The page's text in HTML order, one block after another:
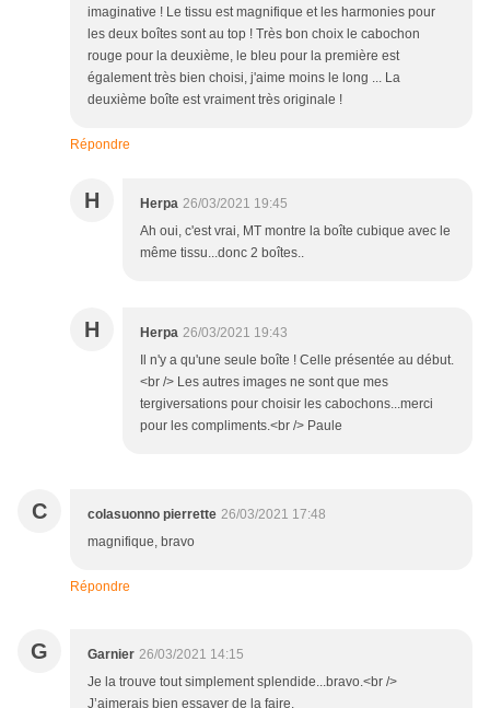
imaginative ! Le tissu est magnifique et les harmonies pour
les deux boîtes sont au top ! Très bon choix le cabochon
rouge pour la deuxième, le bleu pour la première est
également très bien choisi, j'aime moins le long ... La
deuxième boîte est vraiment très originale !
Répondre
H Herpa 26/03/2021 19:45
Ah oui, c'est vrai, MT montre la boîte cubique avec le
même tissu...donc 2 boîtes..
H Herpa 26/03/2021 19:43
Il n'y a qu'une seule boîte ! Celle présentée au début.
<br /> Les autres images ne sont que mes
tergiversations pour choisir les cabochons...merci
pour les compliments.<br /> Paule
C colasuonno pierrette 26/03/2021 17:48
magnifique, bravo
Répondre
G Garnier 26/03/2021 14:15
Je la trouve tout simplement splendide...bravo.<br />
J’aimerais bien essayer de la faire.